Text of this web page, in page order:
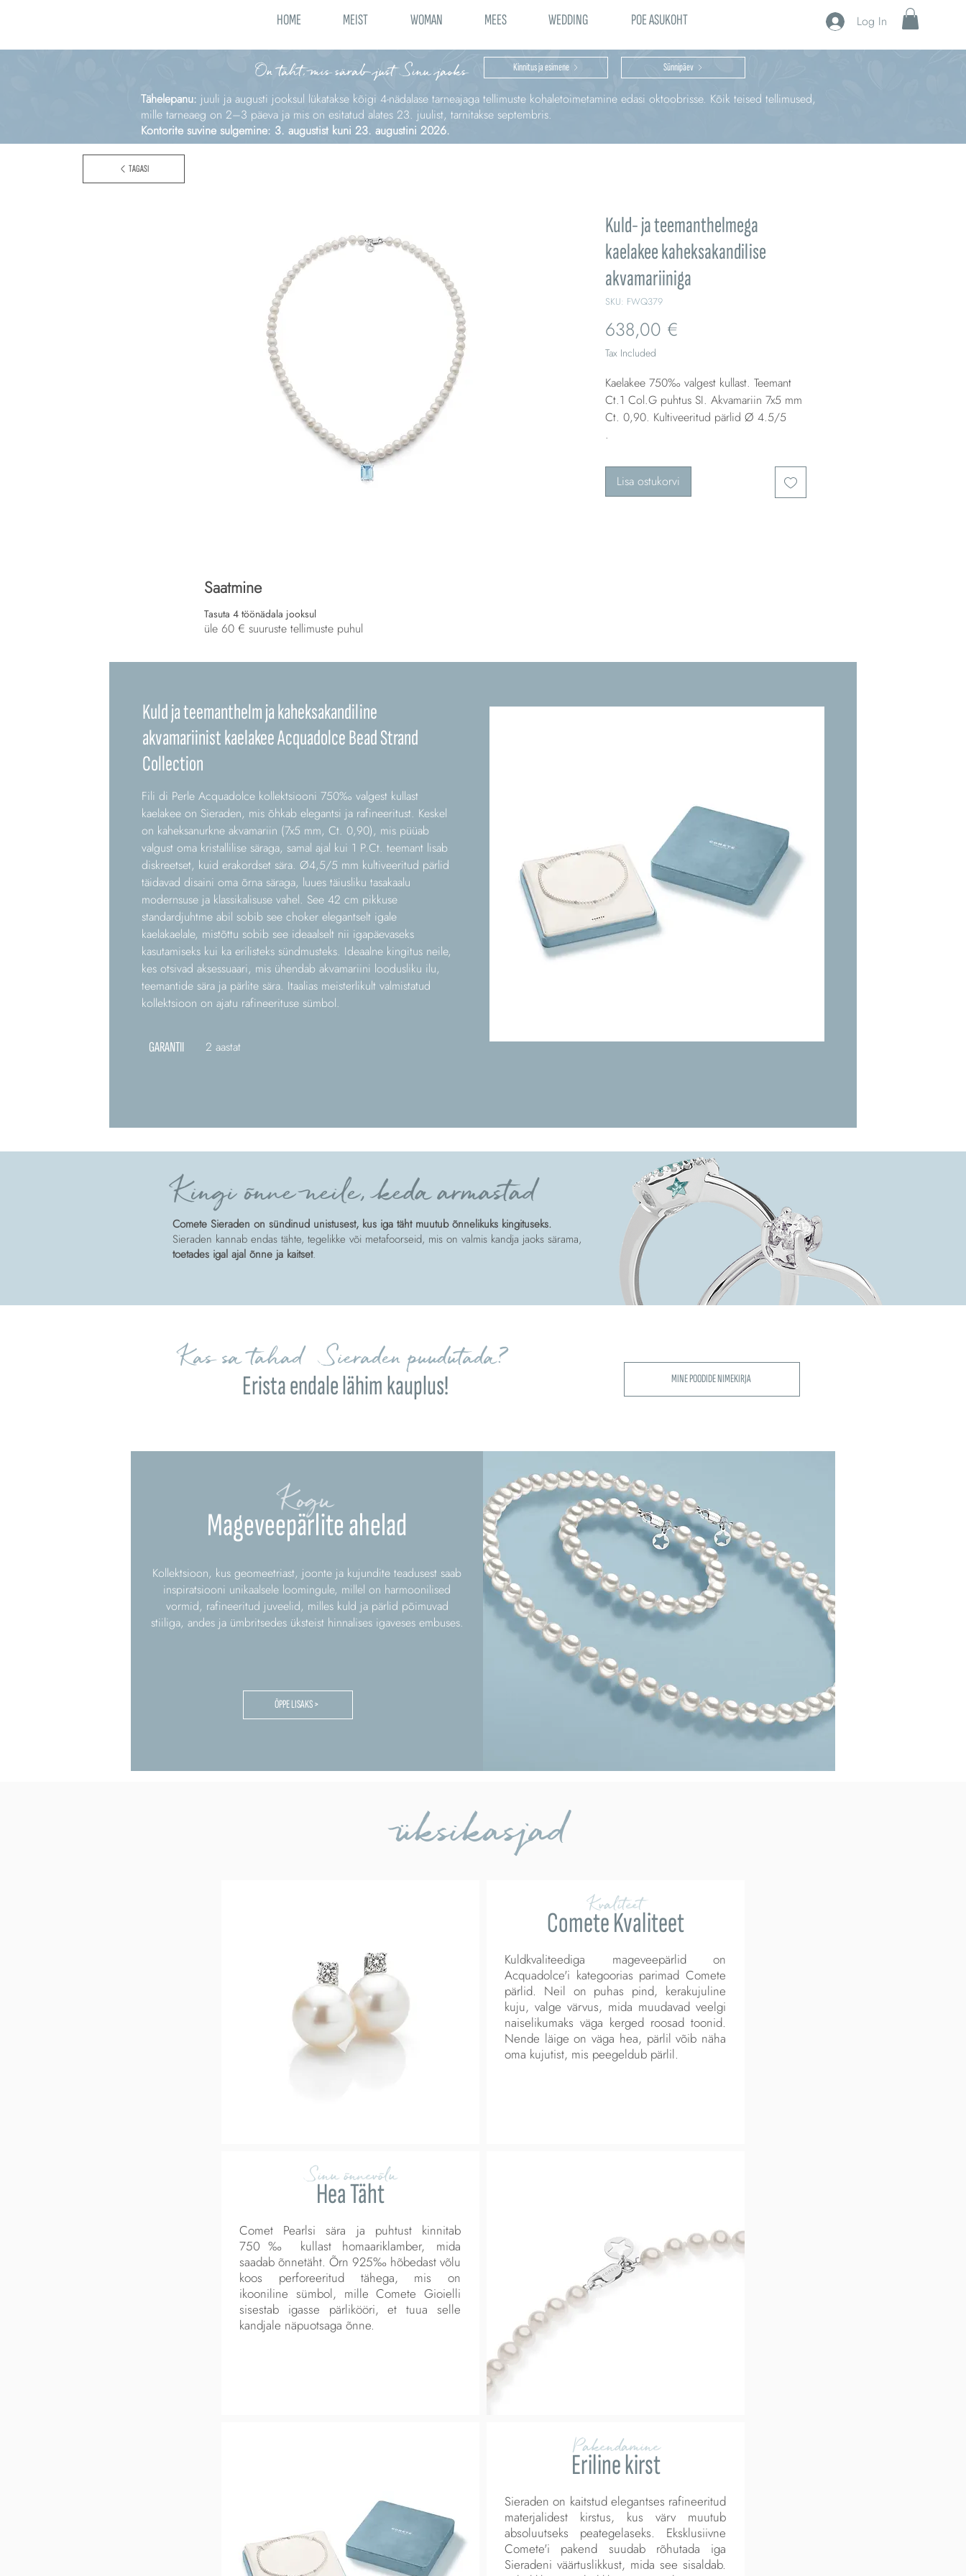
HOME MEIST WOMAN MEES WEDDING POE ASUKOHT Log In
On täht, mis särab just Sinu jaoks Kinnitus ja esimene Sünnipäev
Tähelepanu: juuli ja augusti jooksul lükatakse kõigi 4‑nädalase tarneajaga tellimuste kohaletoimetamine edasi oktoobrisse. Kõik teised tellimused,
mille tarneaeg on 2–3 päeva ja mis on esitatud alates 23. juulist, tarnitakse septembris.
Kontorite suvine sulgemine: 3. augustist kuni 23. augustini 2026.
Kuld- ja teemanthelmega
kaelakee kaheksakandilise
akvamariiniga
SKU: FWQ379
638,00 €
Tax Included
Kaelakee 750‰ valgest kullast. Teemant
Ct.1 Col.G puhtus SI. Akvamariin 7x5 mm
Ct. 0,90. Kultiveeritud pärlid Ø 4.5/5
.
Lisa ostukorvi
TAGASI
Saatmine
Tasuta 4 töönädala jooksul
üle 60 € suuruste tellimuste puhul
Kuld ja teemanthelm ja kaheksakandiline
akvamariinist kaelakee Acquadolce Bead Strand
Collection
Fili di Perle Acquadolce kollektsiooni 750‰ valgest kullast
kaelakee on Sieraden, mis õhkab elegantsi ja rafineeritust. Keskel
on kaheksanurkne akvamariin (7x5 mm, Ct. 0,90), mis püüab
valgust oma kristallilise säraga, samal ajal kui 1 P.Ct. teemant lisab
diskreetset, kuid erakordset sära. Ø4,5/5 mm kultiveeritud pärlid
täidavad disaini oma õrna säraga, luues täiusliku tasakaalu
modernsuse ja klassikalisuse vahel. See 42 cm pikkuse
standardjuhtme abil sobib see choker elegantselt igale
kaelakaelale, mistõttu sobib see ideaalselt nii igapäevaseks
kasutamiseks kui ka erilisteks sündmusteks. Ideaalne kingitus neile,
kes otsivad aksessuaari, mis ühendab akvamariini loodusliku ilu,
teemantide sära ja pärlite sära. Itaalias meisterlikult valmistatud
kollektsioon on ajatu rafineerituse sümbol.
GARANTII 2 aastat
Kingi õnne neile, keda armastad
Comete Sieraden on sündinud unistusest, kus iga täht muutub õnnelikuks kingituseks.
Sieraden kannab endas tähte, tegelikke või metafoorseid, mis on valmis kandja jaoks särama,
toetades igal ajal õnne ja kaitset.
Kas sa tahad Sieraden puudutada?
Erista endale lähim kauplus! MINE POODIDE NIMEKIRJA
Mageveepärlite ahelad
Kogu
Kollektsioon, kus geomeetriast, joonte ja kujundite teadusest saab
inspiratsiooni unikaalsele loomingule, millel on harmoonilised
vormid, rafineeritud juveelid, milles kuld ja pärlid põimuvad
stiiliga, andes ja ümbritsedes üksteist hinnalises igaveses embuses.
ÕPPE LISAKS >
üksikasjad
Sinu õnnevõlu
Hea Täht
Comet Pearlsi sära ja puhtust kinnitab
750‰ kullast homaariklamber, mida
saadab õnnetäht. Õrn 925‰ hõbedast võlu
koos perforeeritud tähega, mis on
ikooniline sümbol, mille Comete Gioielli
sisestab igasse pärlikööri, et tuua selle
kandjale näpuotsaga õnne.
Kvaliteet
Comete Kvaliteet
Kuldkvaliteediga mageveepärlid on
Acquadolce'i kategoorias parimad Comete
pärlid. Neil on puhas pind, kerakujuline
kuju, valge värvus, mida muudavad veelgi
naiselikumaks väga kerged roosad toonid.
Nende läige on väga hea, pärlil võib näha
oma kujutist, mis peegeldub pärlil.
Pakendamine
Eriline kirst
Sieraden on kaitstud elegantses rafineeritud
materjalidest kirstus, kus värv muutub
absoluutseks peategelaseks. Eksklusiivne
Comete'i pakend suudab rõhutada iga
Sieradeni väärtuslikkust, mida see sisaldab.